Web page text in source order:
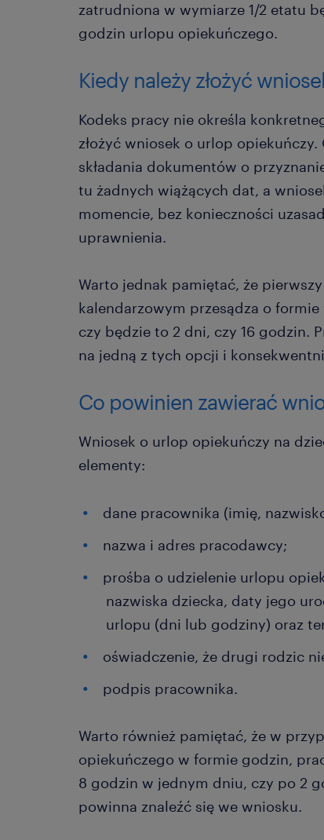
zatrudniona w wymiarze 1/2 etatu
godzin urlopu opiekuńczego.
Kiedy należy złożyć
Kodeks pracy nie określa
złożyć wniosek o urlop
składania dokumentów o
tu żadnych wiążących dat, a
momencie, bez konieczności
uprawnienia.
Warto jednak pamiętać, że
kalendarzowym przesądza o
czy będzie to 2 dni, czy 16 godzin.
na jedną z tych opcji i
Co powinien zawierać
Wniosek o urlop opiekuńczy na
elementy:
dane pracownika (imię,
nazwa i adres pracodawcy;
prośba o udzielenie urlopu
nazwiska dziecka, daty jego
urlopu (dni lub godziny) oraz
oświadczenie, że drugi rodzic
podpis pracownika.
Warto również pamiętać, że w
opiekuńczego w formie godzin,
8 godzin w jednym dniu, czy po 2
powinna znaleźć się we wniosku.